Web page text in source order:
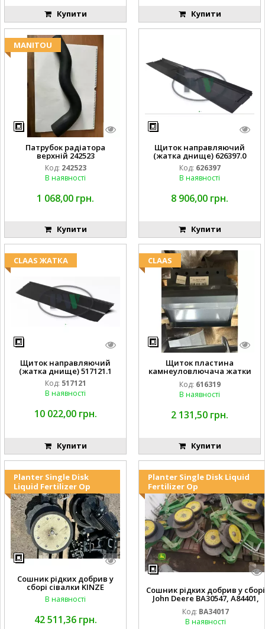
Купити Купити
MANITOU
Патрубок радіатора
верхній 242523
Код: 242523
В наявності
1 068,00 грн.
Купити
Щиток направляючий
(жатка днище) 626397.0
Код: 626397
В наявності
8 906,00 грн.
Купити
CLAAS ЖАТКА
Щиток направляючий
(жатка днище) 517121.1
Код: 517121
В наявності
10 022,00 грн.
Купити
CLAAS
Щиток пластина
камнеуловлючача жатки
FLEX CAT CLAAS
Код: 616319
В наявності
2 131,50 грн.
Купити
Planter Single Disk
Liquid Fertilizer Op
Сошник рідких добрив у
сборі сівалки KINZE
В наявності
42 511,36 грн.
Planter Single Disk Liquid
Fertilizer Op
Сошник рідких добрив у сборі
John Deere BA30547, A84401,
AA65563, AA65562, A82739,
A82743, AA56092, A72503,
A72504,
Код: BA34017
В наявності